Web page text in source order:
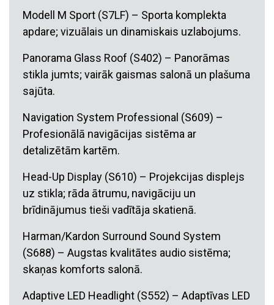
Modell M Sport (S7LF) – Sporta komplekta
apdare; vizuālais un dinamiskais uzlabojums.
Panorama Glass Roof (S402) – Panorāmas
stikla jumts; vairāk gaismas salonā un plašuma
sajūta.
Navigation System Professional (S609) –
Profesionālā navigācijas sistēma ar
detalizētām kartēm.
Head-Up Display (S610) – Projekcijas displejs
uz stikla; rāda ātrumu, navigāciju un
brīdinājumus tieši vadītāja skatienā.
Harman/Kardon Surround Sound System
(S688) – Augstas kvalitātes audio sistēma;
skaņas komforts salonā.
Adaptive LED Headlight (S552) – Adaptīvas LED